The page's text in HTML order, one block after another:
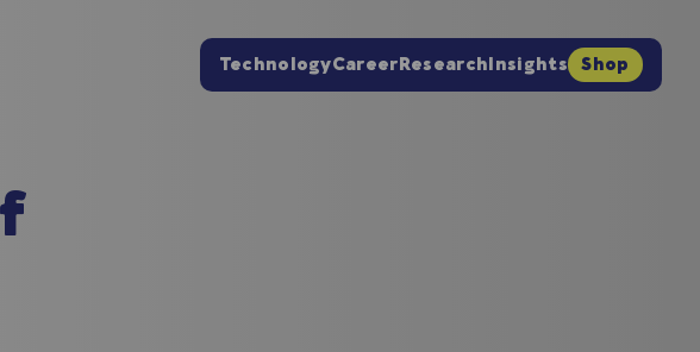
TechnologyCareer Research Insights Shop